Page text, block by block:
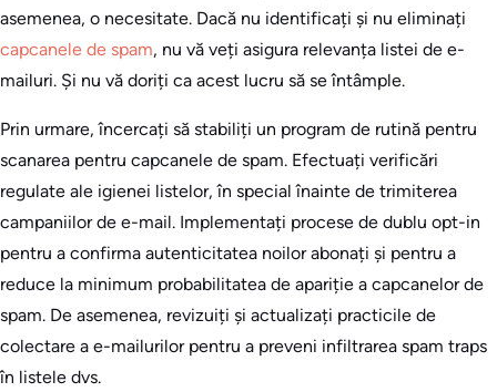
asemenea, o necesitate. Dacă nu identificați și nu eliminați
capcanele de spam, nu vă veți asigura relevanța listei de e-
mailuri. Și nu vă doriți ca acest lucru să se întâmple.
Prin urmare, încercați să stabiliți un program de rutină pentru
scanarea pentru capcanele de spam. Efectuați verificări
regulate ale igienei listelor, în special înainte de trimiterea
campaniilor de e-mail. Implementați procese de dublu opt-in
pentru a confirma autenticitatea noilor abonați și pentru a
reduce la minimum probabilitatea de apariție a capcanelor de
spam. De asemenea, revizuiți și actualizați practicile de
colectare a e-mailurilor pentru a preveni infiltrarea spam traps
în listele dvs.